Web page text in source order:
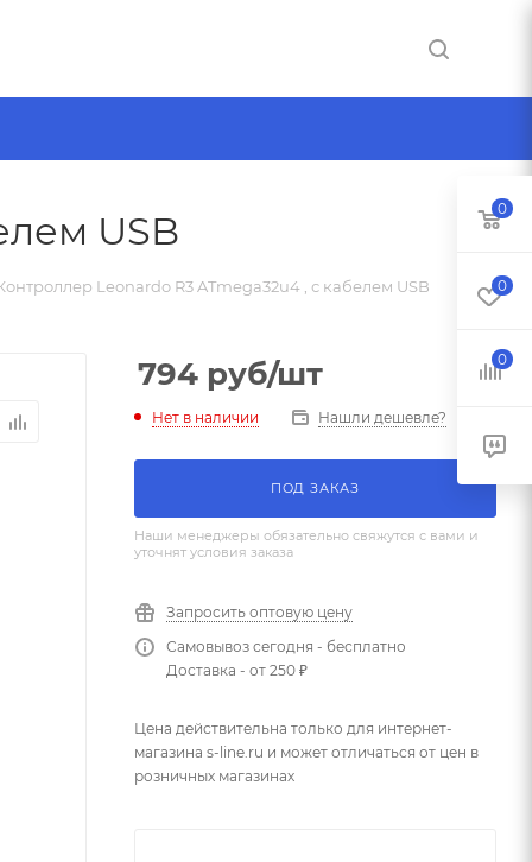
USB
Leonardo R3 ATmega32u4 , с кабелем USB
794 руб/шт
Нет в наличии Нашли дешевле?
ПОД ЗАКАЗ
Наши менеджеры обязательно свяжутся с вами и
уточнят условия заказа
Запросить оптовую цену
Самовывоз сегодня - бесплатно
Доставка - от 250 ₽
Цена действительна только для интернет-
магазина s-line.ru и может отличаться от цен в
розничных магазинах
0
0
0